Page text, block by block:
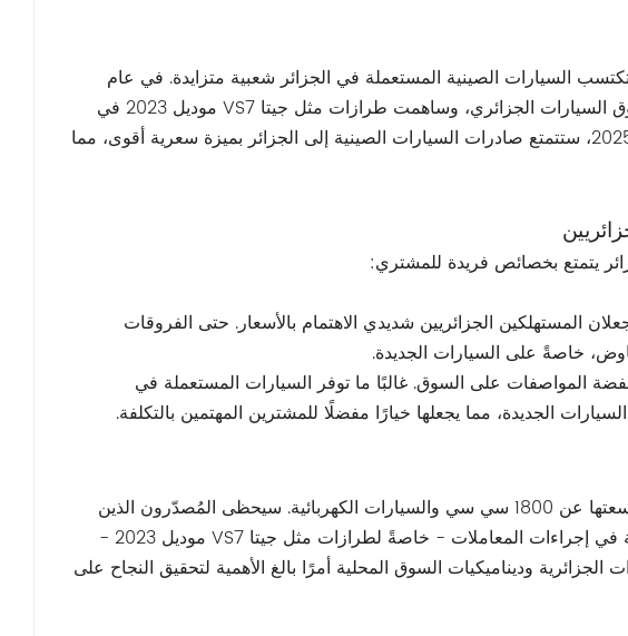
السيارات الصينية المستعملة في الجزائر شعبية متزايدة. في عام
2024، ستستحوذ العلامات التجارية الصينية على 12% من سوق السيارات الجزائري، وساهمت طرازات مثل جيتا VS7 موديل 2023 في
ترسيخ هذه الحصة. ومع تعديل التعريفات الجمركية في عام 2025، ستتمتع صادرات السيارات الصينية إلى الجزائر بميزة سعرية أقوى، مما
يتمتع بخصائص فريدة للمشتري:
المستهلكين الجزائريين شديدي الاهتمام بالأسعار. حتى الفروقات
خاصةً على السيارات الجديدة.
المواصفات على السوق. غالبًا ما توفر السيارات المستعملة في
تُعدّ الجزائر الآن سوقًا واعدة للسيارات المستعملة التي تقل سعتها عن 1800 سي سي والسيارات الكهربائية. سيحظى المُصدّرون الذين
يُقدّمون أسعارًا تنافسية، وشفافية في حالة السيارة، وسلاسة في إجراءات المعاملات - خاصةً لطرازات مثل جيتا VS7 موديل 2023 -
وديناميكيات السوق المحلية أمرًا بالغ الأهمية لتحقيق النجاح على